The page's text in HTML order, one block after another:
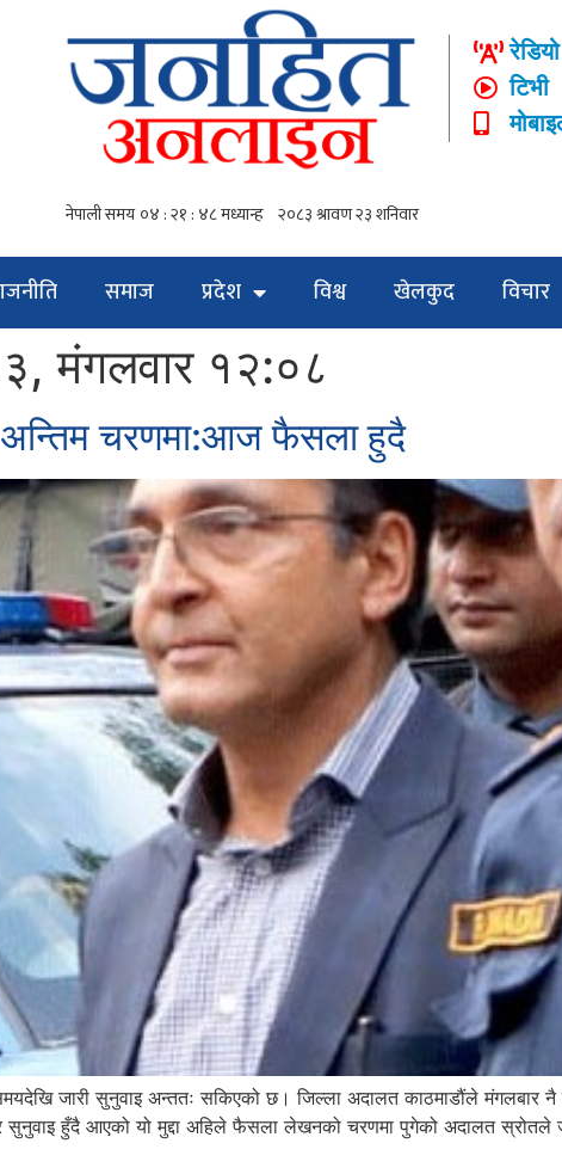
रेडियो
टिभी
समाज प्रदेश विश्व खेलकुद विचार
मंगलवार १२:०८
अन्तिम चरणमा:आज फैसला हुदै
जारी सुनुवाइ अन्ततः सकिएको छ। जिल्ला अदालत काठमाडौंले मंगलबार
हुँदै आएको यो मुद्दा अहिले फैसला लेखनको चरणमा पुगेको अदालत स्रोतले